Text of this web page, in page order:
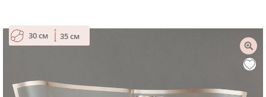
30 см 35 см